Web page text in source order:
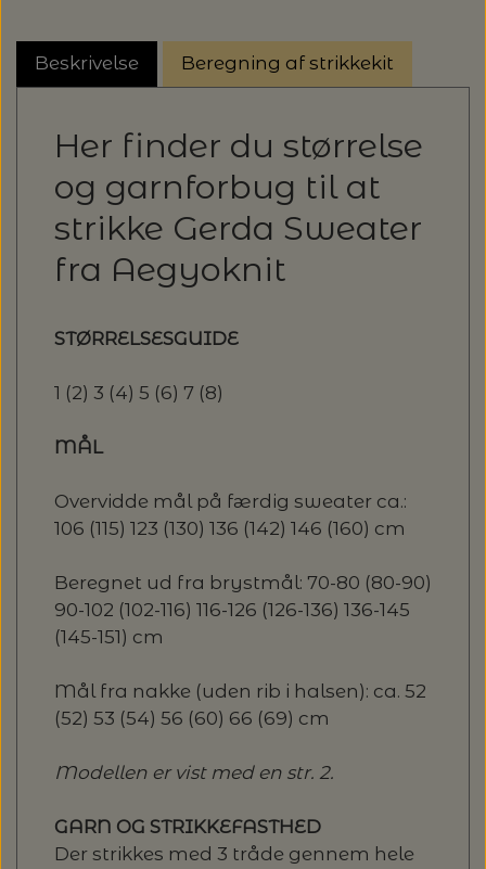
Beskrivelse Beregning af strikkekit
Her finder du størrelse
og garnforbug til at
strikke Gerda Sweater
fra Aegyoknit
STØRRELSESGUIDE
1 (2) 3 (4) 5 (6) 7 (8)
MÅL
Overvidde mål på færdig sweater ca.:
106 (115) 123 (130) 136 (142) 146 (160) cm
Beregnet ud fra brystmål: 70-80 (80-90)
90-102 (102-116) 116-126 (126-136) 136-145
(145-151) cm
Mål fra nakke (uden rib i halsen): ca. 52
(52) 53 (54) 56 (60) 66 (69) cm
Modellen er vist med en str. 2.
GARN OG STRIKKEFASTHED
Der strikkes med 3 tråde gennem hele